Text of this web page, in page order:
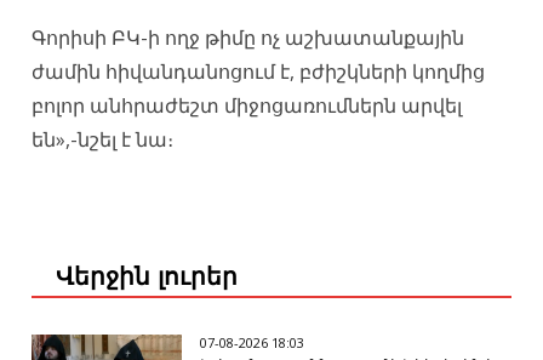
Գորիսի ԲԿ-ի ողջ թիմը ոչ աշխատանքային
ժամին հիվանդանոցում է, բժիշկների կողմից
բոլոր անհրաժեշտ միջոցառումներն արվել
են»,-նշել է նա։
Վերջին լուրեր
07-08-2026 18:03